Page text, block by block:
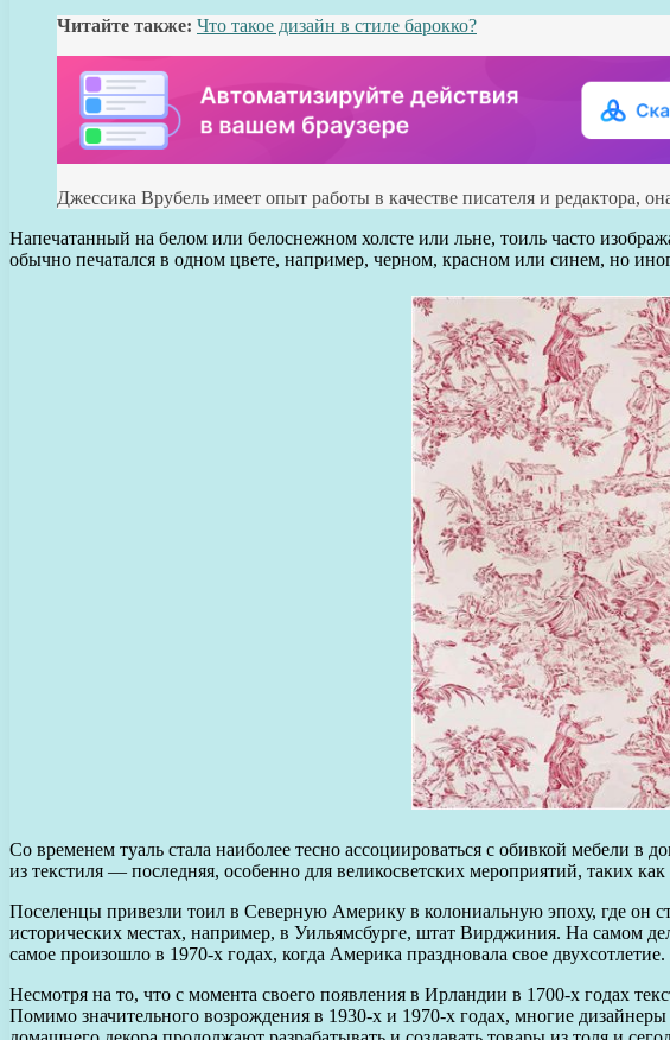
Читайте также: Что такое дизайн в стиле барокко?
Джессика Врубель имеет опыт работы в качестве писателя и редактора,
Напечатанный на белом или белоснежном холсте или льне, тоиль часто
обычно печатался в одном цвете, например, черном, красном или синем, но
Со временем туаль стала наиболее тесно ассоциироваться с обивкой мебели
из текстиля — последняя, особенно для великосветских мероприятий, таких
Поселенцы привезли тоил в Северную Америку в колониальную эпоху, где он
исторических местах, например, в Уильямсбурге, штат Вирджиния. На самом
самое произошло в 1970-х годах, когда Америка праздновала свое двухсотлетие.
Несмотря на то, что с момента своего появления в Ирландии в 1700-х годах
Помимо значительного возрождения в 1930-х и 1970-х годах, многие